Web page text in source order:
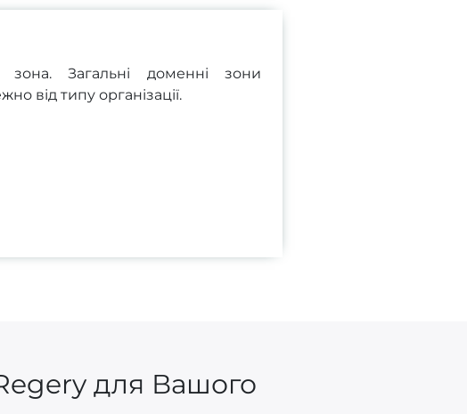
Загальні доменні зони
від типу організації.
для Вашого